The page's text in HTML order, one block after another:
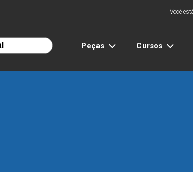
Você
Peças Cursos